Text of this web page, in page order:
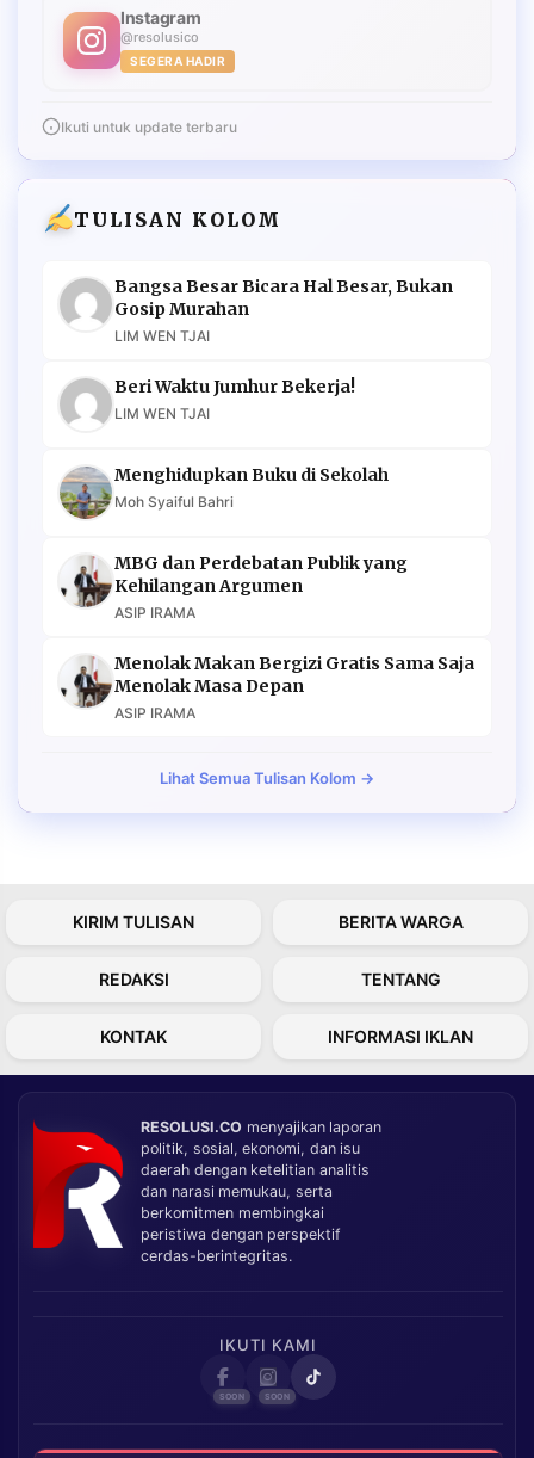
Instagram
@resolusico
SEGERA HADIR
Ikuti untuk update terbaru
TULISAN KOLOM
Bangsa Besar Bicara Hal Besar, Bukan
Gosip Murahan
LIM WEN TJAI
Beri Waktu Jumhur Bekerja!
LIM WEN TJAI
Menghidupkan Buku di Sekolah
Moh Syaiful Bahri
MBG dan Perdebatan Publik yang
Kehilangan Argumen
ASIP IRAMA
Menolak Makan Bergizi Gratis Sama Saja
Menolak Masa Depan
ASIP IRAMA
Lihat Semua Tulisan Kolom →
KIRIM TULISAN BERITA WARGA
REDAKSI TENTANG
KONTAK INFORMASI IKLAN
RESOLUSI.CO menyajikan laporan
politik, sosial, ekonomi, dan isu
daerah dengan ketelitian analitis
dan narasi memukau, serta
berkomitmen membingkai
peristiwa dengan perspektif
cerdas-berintegritas.
IKUTI KAMI